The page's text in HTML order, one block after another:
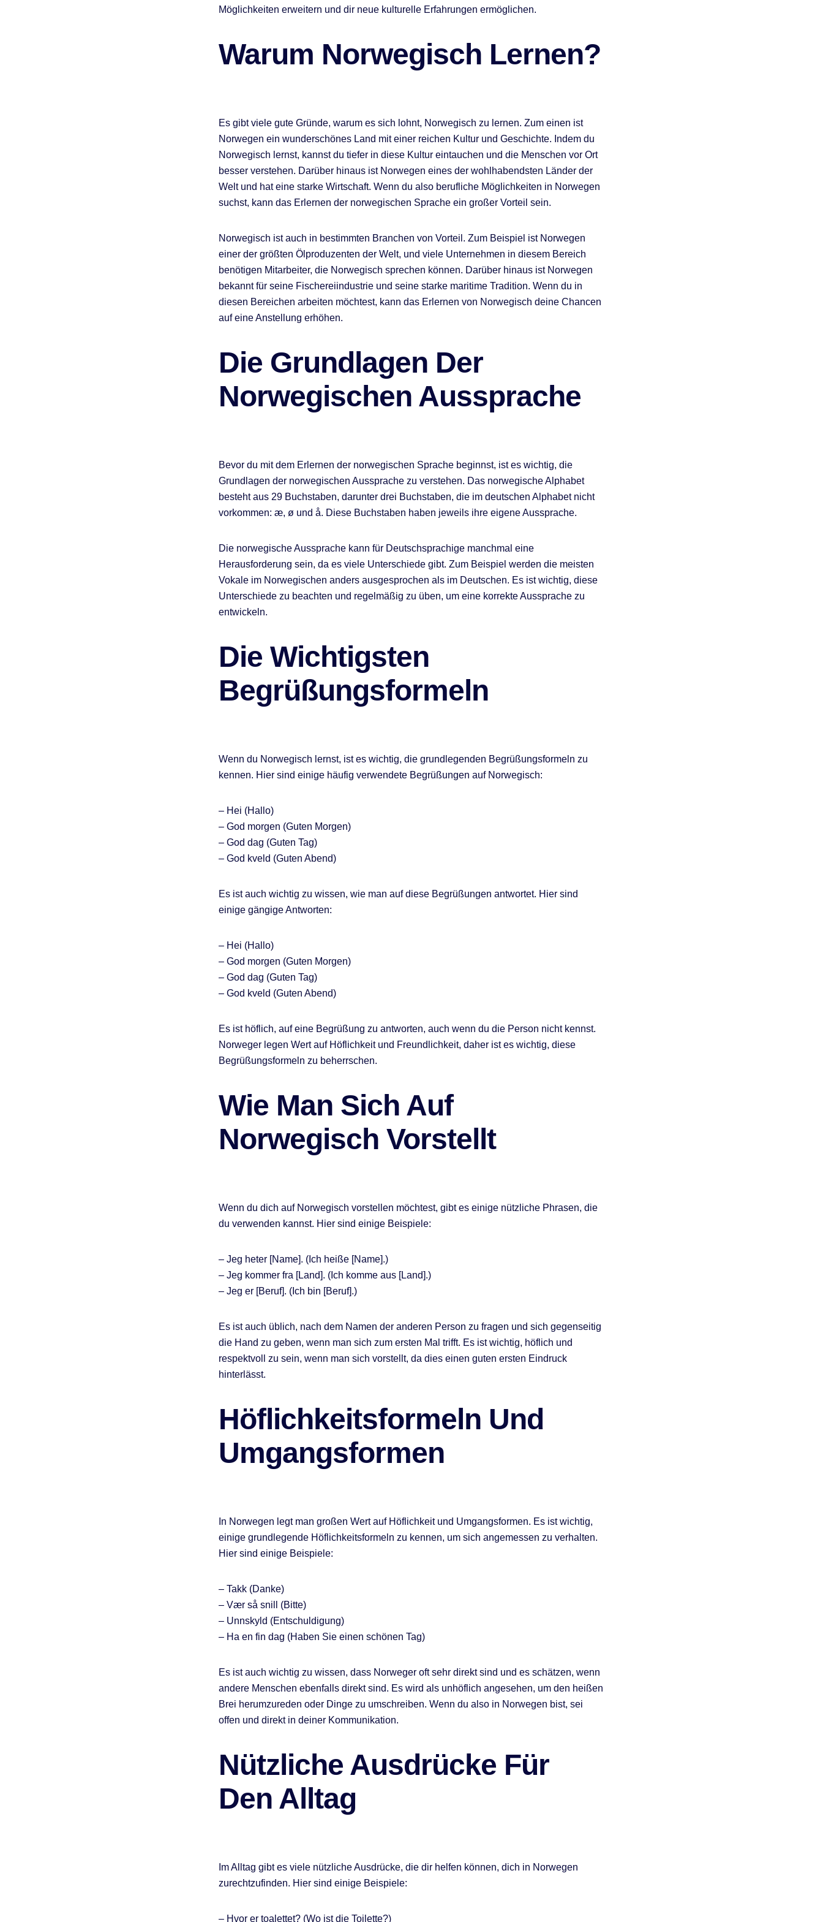
Möglichkeiten erweitern und dir neue kulturelle Erfahrungen ermöglichen.
Warum Norwegisch Lernen?
Es gibt viele gute Gründe, warum es sich lohnt, Norwegisch zu lernen. Zum einen ist
Norwegen ein wunderschönes Land mit einer reichen Kultur und Geschichte. Indem du
Norwegisch lernst, kannst du tiefer in diese Kultur eintauchen und die Menschen vor Ort
besser verstehen. Darüber hinaus ist Norwegen eines der wohlhabendsten Länder der
Welt und hat eine starke Wirtschaft. Wenn du also berufliche Möglichkeiten in Norwegen
suchst, kann das Erlernen der norwegischen Sprache ein großer Vorteil sein.
Norwegisch ist auch in bestimmten Branchen von Vorteil. Zum Beispiel ist Norwegen
einer der größten Ölproduzenten der Welt, und viele Unternehmen in diesem Bereich
benötigen Mitarbeiter, die Norwegisch sprechen können. Darüber hinaus ist Norwegen
bekannt für seine Fischereiindustrie und seine starke maritime Tradition. Wenn du in
diesen Bereichen arbeiten möchtest, kann das Erlernen von Norwegisch deine Chancen
auf eine Anstellung erhöhen.
Die Grundlagen Der
Norwegischen Aussprache
Bevor du mit dem Erlernen der norwegischen Sprache beginnst, ist es wichtig, die
Grundlagen der norwegischen Aussprache zu verstehen. Das norwegische Alphabet
besteht aus 29 Buchstaben, darunter drei Buchstaben, die im deutschen Alphabet nicht
vorkommen: æ, ø und å. Diese Buchstaben haben jeweils ihre eigene Aussprache.
Die norwegische Aussprache kann für Deutschsprachige manchmal eine
Herausforderung sein, da es viele Unterschiede gibt. Zum Beispiel werden die meisten
Vokale im Norwegischen anders ausgesprochen als im Deutschen. Es ist wichtig, diese
Unterschiede zu beachten und regelmäßig zu üben, um eine korrekte Aussprache zu
entwickeln.
Die Wichtigsten
Begrüßungsformeln
Wenn du Norwegisch lernst, ist es wichtig, die grundlegenden Begrüßungsformeln zu
kennen. Hier sind einige häufig verwendete Begrüßungen auf Norwegisch:
– Hei (Hallo)
– God morgen (Guten Morgen)
– God dag (Guten Tag)
– God kveld (Guten Abend)
Es ist auch wichtig zu wissen, wie man auf diese Begrüßungen antwortet. Hier sind
einige gängige Antworten:
– Hei (Hallo)
– God morgen (Guten Morgen)
– God dag (Guten Tag)
– God kveld (Guten Abend)
Es ist höflich, auf eine Begrüßung zu antworten, auch wenn du die Person nicht kennst.
Norweger legen Wert auf Höflichkeit und Freundlichkeit, daher ist es wichtig, diese
Begrüßungsformeln zu beherrschen.
Wie Man Sich Auf
Norwegisch Vorstellt
Wenn du dich auf Norwegisch vorstellen möchtest, gibt es einige nützliche Phrasen, die
du verwenden kannst. Hier sind einige Beispiele:
– Jeg heter [Name]. (Ich heiße [Name].)
– Jeg kommer fra [Land]. (Ich komme aus [Land].)
– Jeg er [Beruf]. (Ich bin [Beruf].)
Es ist auch üblich, nach dem Namen der anderen Person zu fragen und sich gegenseitig
die Hand zu geben, wenn man sich zum ersten Mal trifft. Es ist wichtig, höflich und
respektvoll zu sein, wenn man sich vorstellt, da dies einen guten ersten Eindruck
hinterlässt.
Höflichkeitsformeln Und
Umgangsformen
In Norwegen legt man großen Wert auf Höflichkeit und Umgangsformen. Es ist wichtig,
einige grundlegende Höflichkeitsformeln zu kennen, um sich angemessen zu verhalten.
Hier sind einige Beispiele:
– Takk (Danke)
– Vær så snill (Bitte)
– Unnskyld (Entschuldigung)
– Ha en fin dag (Haben Sie einen schönen Tag)
Es ist auch wichtig zu wissen, dass Norweger oft sehr direkt sind und es schätzen, wenn
andere Menschen ebenfalls direkt sind. Es wird als unhöflich angesehen, um den heißen
Brei herumzureden oder Dinge zu umschreiben. Wenn du also in Norwegen bist, sei
offen und direkt in deiner Kommunikation.
Nützliche Ausdrücke Für
Den Alltag
Im Alltag gibt es viele nützliche Ausdrücke, die dir helfen können, dich in Norwegen
zurechtzufinden. Hier sind einige Beispiele:
– Hvor er toalettet? (Wo ist die Toilette?)